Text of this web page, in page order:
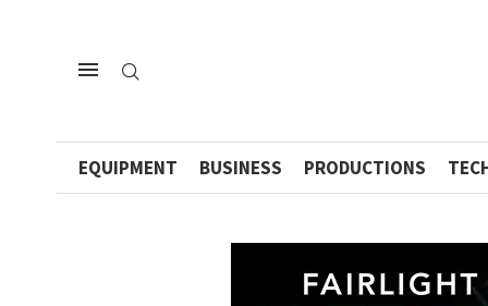
EQUIPMENT BUSINESS PRODUCTIONS